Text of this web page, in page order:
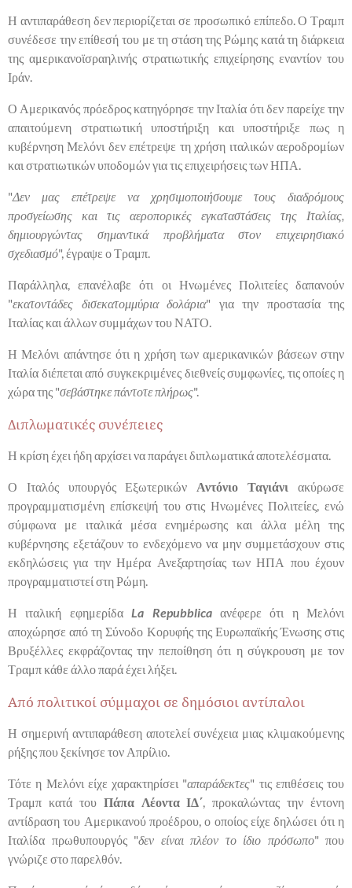
Η αντιπαράθεση δεν περιορίζεται σε προσωπικό επίπεδο. Ο Τραμπ
συνέδεσε την επίθεσή του με τη στάση της Ρώμης κατά τη διάρκεια
της αμερικανοϊσραηλινής στρατιωτικής επιχείρησης εναντίον του
Ιράν.
Ο Αμερικανός πρόεδρος κατηγόρησε την Ιταλία ότι δεν παρείχε την
απαιτούμενη στρατιωτική υποστήριξη και υποστήριξε πως η
κυβέρνηση Μελόνι δεν επέτρεψε τη χρήση ιταλικών αεροδρομίων
και στρατιωτικών υποδομών για τις επιχειρήσεις των ΗΠΑ.
"Δεν μας επέτρεψε να χρησιμοποιήσουμε τους διαδρόμους
προσγείωσης και τις αεροπορικές εγκαταστάσεις της Ιταλίας,
δημιουργώντας σημαντικά προβλήματα στον επιχειρησιακό
σχεδιασμό", έγραψε ο Τραμπ.
Παράλληλα, επανέλαβε ότι οι Ηνωμένες Πολιτείες δαπανούν
"εκατοντάδες δισεκατομμύρια δολάρια" για την προστασία της
Ιταλίας και άλλων συμμάχων του ΝΑΤΟ.
Η Μελόνι απάντησε ότι η χρήση των αμερικανικών βάσεων στην
Ιταλία διέπεται από συγκεκριμένες διεθνείς συμφωνίες, τις οποίες η
χώρα της "σεβάστηκε πάντοτε πλήρως".
Διπλωματικές συνέπειες
Η κρίση έχει ήδη αρχίσει να παράγει διπλωματικά αποτελέσματα.
Ο Ιταλός υπουργός Εξωτερικών Αντόνιο Ταγιάνι ακύρωσε
προγραμματισμένη επίσκεψή του στις Ηνωμένες Πολιτείες, ενώ
σύμφωνα με ιταλικά μέσα ενημέρωσης και άλλα μέλη της
κυβέρνησης εξετάζουν το ενδεχόμενο να μην συμμετάσχουν στις
εκδηλώσεις για την Ημέρα Ανεξαρτησίας των ΗΠΑ που έχουν
προγραμματιστεί στη Ρώμη.
Η ιταλική εφημερίδα La Repubblicaανέφερε ότι η Μελόνι
αποχώρησε από τη Σύνοδο Κορυφής της Ευρωπαϊκής Ένωσης στις
Βρυξέλλες εκφράζοντας την πεποίθηση ότι η σύγκρουση με τον
Τραμπ κάθε άλλο παρά έχει λήξει.
Από πολιτικοί σύμμαχοι σε δημόσιοι αντίπαλοι
Η σημερινή αντιπαράθεση αποτελεί συνέχεια μιας κλιμακούμενης
ρήξης που ξεκίνησε τον Απρίλιο.
Τότε η Μελόνι είχε χαρακτηρίσει "απαράδεκτες" τις επιθέσεις του
Τραμπ κατά του Πάπα Λέοντα ΙΔ΄ , προκαλώντας την έντονη
αντίδραση του Αμερικανού προέδρου, ο οποίος είχε δηλώσει ότι η
Ιταλίδα πρωθυπουργός "δεν είναι πλέον το ίδιο πρόσωπο" που
γνώριζε στο παρελθόν.